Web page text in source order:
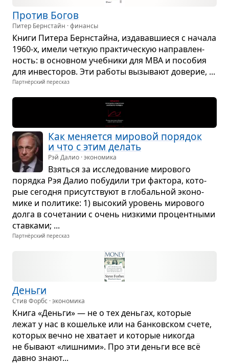
Про­тив Богов
Питер Бернстайн · финансы
Книги Питера Берн­стайна, изда­вав­ши­еся с начала
1960-х, имели чет­кую прак­ти­че­скую направ­лен­
ность: в основ­ном учеб­ники для MBA и посо­бия
для инве­сто­ров. Эти работы вызы­вают дове­рие, ...
Партнёрский пересказ
Как меня­ется миро­вой поря­док
и что с этим делать
Рэй Далио · экономика
Взяться за иссле­до­ва­ние миро­вого
порядка Рэя Далио побу­дили три фак­тора, кото­
рые сего­дня при­сут­ствуют в гло­баль­ной эко­но­
мике и поли­тике: 1) высо­кий уро­вень миро­вого
долга в соче­та­нии с очень низ­кими про­цент­ными
став­ками; ...
Партнёрский пересказ
Деньги
Стив Форбс · экономика
Книга «Деньги» — не о тех день­гах, кото­рые
лежат у нас в кошельке или на бан­ков­ском счете,
кото­рых вечно не хва­тает и кото­рые нико­гда
не бывают «лиш­ними». Про эти деньги все всё
давно знают...